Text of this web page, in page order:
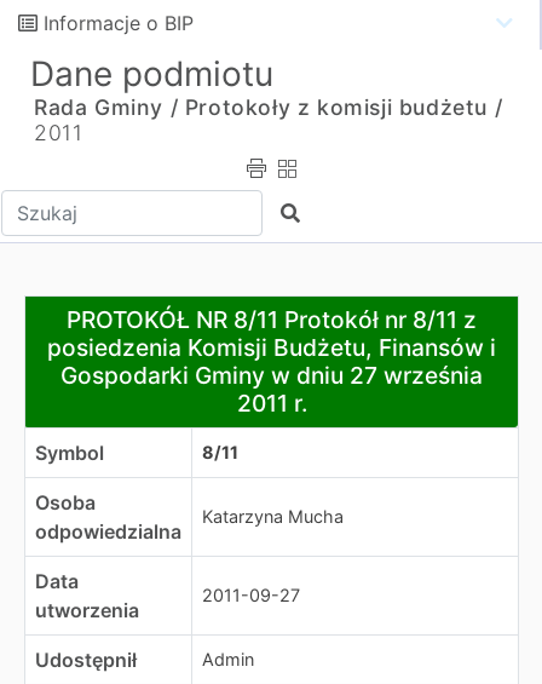
Informacje o BIP
Dane podmiotu
Rada Gminy / Protokoły z komisji budżetu /
2011
Wpisz tekst do wyszukania Szukaj
PROTOKÓŁ NR 8/11 Protokół nr 8/11 z posiedzenia
PROTOKÓŁ NR 8/11 Protokół nr 8/11 z
posiedzenia Komisji Budżetu, Finansów i
Gospodarki Gminy w dniu 27 września
2011 r.
Symbol 8/11
Osoba
odpowiedzialna
Katarzyna Mucha
Data
utworzenia
2011-09-27
Udostępnił Admin